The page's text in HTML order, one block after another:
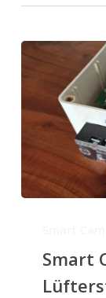
Intelligente
Lüftersteuerung
Smart